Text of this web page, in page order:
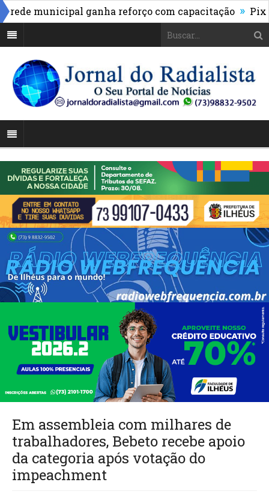
municipal ganha reforço com capacitação » Pix
Em assembleia com milhares de
trabalhadores, Bebeto recebe apoio
da categoria após votação do
impeachment